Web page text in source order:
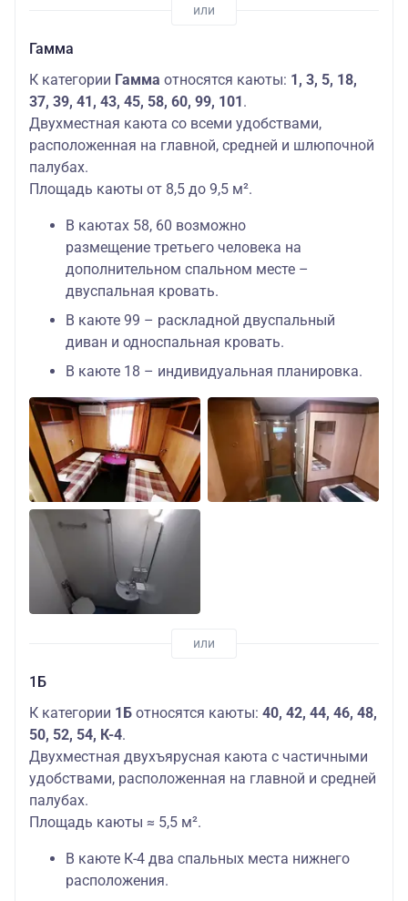
Гамма
К категории Гамма относятся каюты: 1, 3, 5, 18,
37, 39, 41, 43, 45, 58, 60, 99, 101 .
Двухместная каюта со всеми удобствами,
расположенная на главной, средней и шлюпочной
палубах.
Площадь каюты от 8,5 до 9,5 м².
В каютах 58, 60 возможно
размещение третьего человека на
дополнительном спальном месте –
двуспальная кровать.
В каюте 99 – раскладной двуспальный
диван и односпальная кровать.
В каюте 18 – индивидуальная планировка.
1Б
К категории 1Б относятся каюты: 40, 42, 44, 46, 48,
50, 52, 54, К-4.
Двухместная двухъярусная каюта с частичными
удобствами, расположенная на главной и средней
палубах.
Площадь каюты ≈ 5,5 м².
В каюте К-4 два спальных места нижнего
расположения.